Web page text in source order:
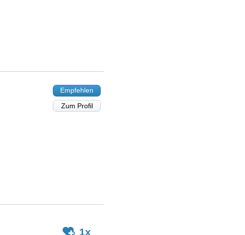
Empfehlen
Zum Profil
1x